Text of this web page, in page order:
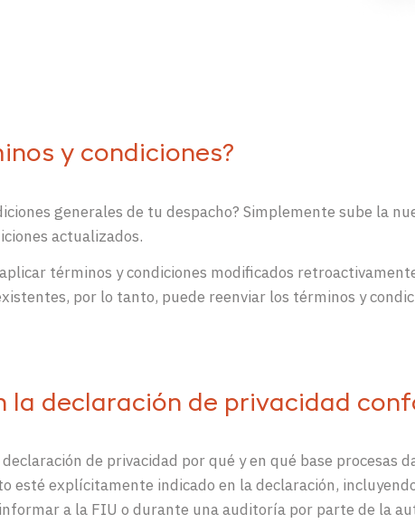
y condiciones?
generales de tu despacho? Simplemente sube la
actualizados.
términos y condiciones modificados
por lo tanto, puede reenviar los términos y
la declaración de privacidad
de privacidad por qué y en qué base procesas
esté explícitamente indicado en la declaración,
a la FIU o durante una auditoría por parte de la